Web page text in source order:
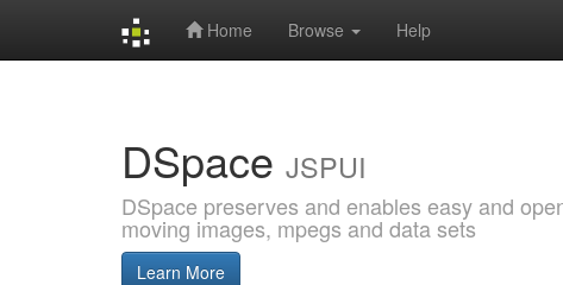
Home Browse Help
DSpace JSPUI
DSpace preserves and enables easy and
moving images, mpegs and data sets
Learn More